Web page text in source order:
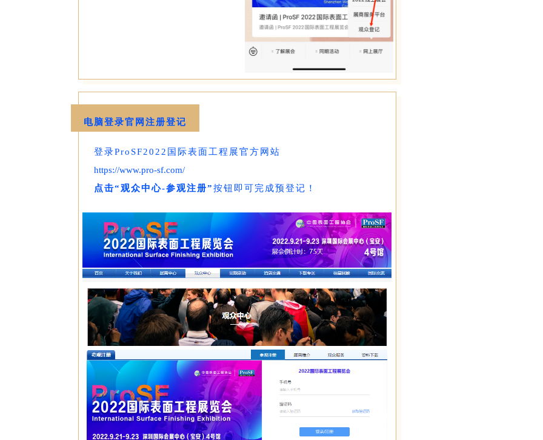
电脑登录官网注册登记
登录ProSF2022国际表面工程展官方网站
https://www.pro-sf.com/
点击“观众中心-参观注册”按钮即可完成预登记！